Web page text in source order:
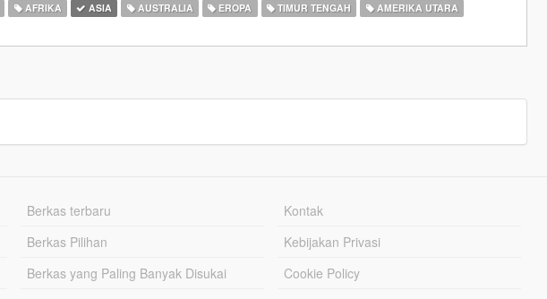
AFRIKA ASIA AUSTRALIA EROPA TIMUR TENGAH
AMERIKA UTARA
Berkas terbaru
Berkas Pilihan
Berkas yang Paling Banyak Disukai
Kontak
Kebijakan Privasi
Cookie Policy